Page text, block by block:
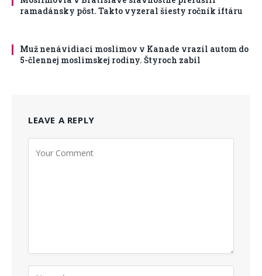
ramadánsky pôst. Takto vyzeral šiesty ročník iftáru
Muž nenávidiaci moslimov v Kanade vrazil autom do
5-člennej moslimskej rodiny. Štyroch zabil
LEAVE A REPLY